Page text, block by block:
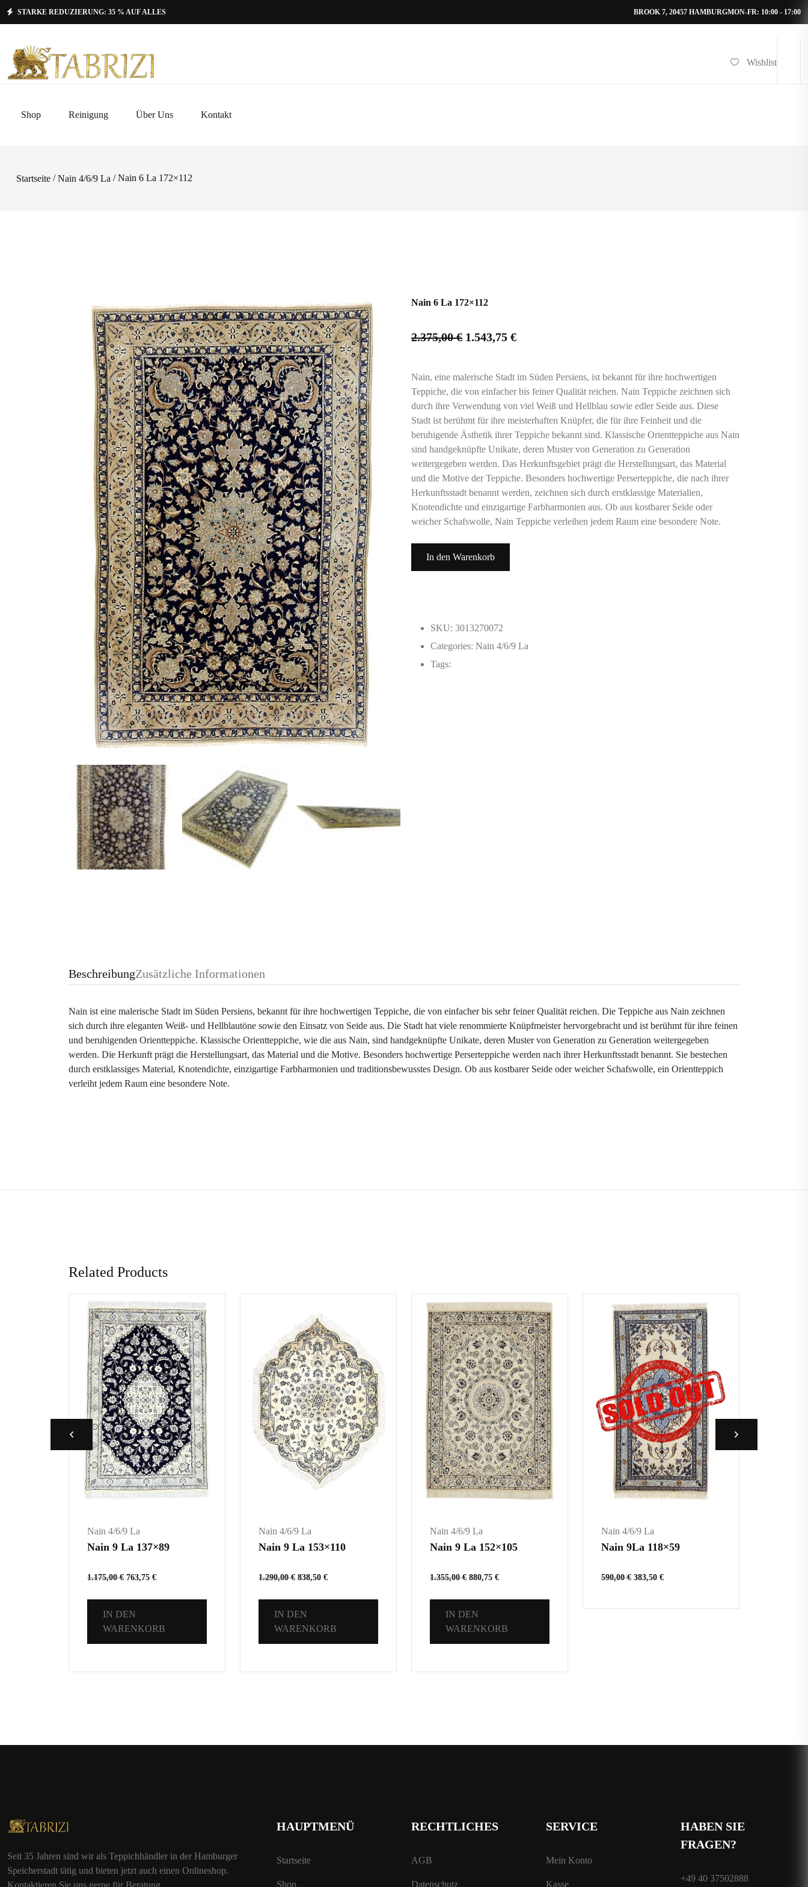
STARKE REDUZIERUNG: 35 % AUF ALLES BROOK 7, 20457 HAMBURGMON-FR: 10:00 - 17:00
Wishlist
Shop Reinigung Über Uns Kontakt
Startseite /Nain 4/6/9 La / Nain 6 La 172×112
Nain 6 La 172×112
2.375,00€ 1.543,75 €
Nain, eine malerische Stadt im Süden Persiens, ist bekannt für ihre hochwertigen
Teppiche, die von einfacher bis feiner Qualität reichen. Nain Teppiche zeichnen sich
durch ihre Verwendung von viel Weiß und Hellblau sowie edler Seide aus. Diese
Stadt ist berühmt für ihre meisterhaften Knüpfer, die für ihre Feinheit und die
beruhigende Ästhetik ihrer Teppiche bekannt sind. Klassische Orientteppiche aus Nain
sind handgeknüpfte Unikate, deren Muster von Generation zu Generation
weitergegeben werden. Das Herkunftsgebiet prägt die Herstellungsart, das Material
und die Motive der Teppiche. Besonders hochwertige Perserteppiche, die nach ihrer
Herkunftsstadt benannt werden, zeichnen sich durch erstklassige Materialien,
Knotendichte und einzigartige Farbharmonien aus. Ob aus kostbarer Seide oder
weicher Schafswolle, Nain Teppiche verleihen jedem Raum eine besondere Note.
In den Warenkorb
SKU: 3013270072
Categories: Nain 4/6/9 La
Tags:
BeschreibungZusätzliche Informationen
Nain ist eine malerische Stadt im Süden Persiens, bekannt für ihre hochwertigen Teppiche, die von einfacher bis sehr feiner Qualität reichen. Die Teppiche aus Nain zeichnen
sich durch ihre eleganten Weiß- und Hellblautöne sowie den Einsatz von Seide aus. Die Stadt hat viele renommierte Knüpfmeister hervorgebracht und ist berühmt für ihre feinen
und beruhigenden Orientteppiche. Klassische Orientteppiche, wie die aus Nain, sind handgeknüpfte Unikate, deren Muster von Generation zu Generation weitergegeben
werden. Die Herkunft prägt die Herstellungsart, das Material und die Motive. Besonders hochwertige Perserteppiche werden nach ihrer Herkunftsstadt benannt. Sie bestechen
durch erstklassiges Material, Knotendichte, einzigartige Farbharmonien und traditionsbewusstes Design. Ob aus kostbarer Seide oder weicher Schafswolle, ein Orientteppich
verleiht jedem Raum eine besondere Note.
Related Products
Nain 4/6/9 La
Nain 9 La 137×89
1.175,00€ 763,75 €
IN DEN
WARENKORB
Nain 4/6/9 La
Nain 9 La 153×110
1.290,00€ 838,50 €
IN DEN
WARENKORB
Nain 4/6/9 La
Nain 9 La 152×105
1.355,00€ 880,75 €
IN DEN
WARENKORB
Nain 4/6/9 La
Nain 9La 118×59
590,00€ 383,50 €
Seit 35 Jahren sind wir als Teppichhändler in der Hamburger
Speicherstadt tätig und bieten jetzt auch einen Onlineshop.
Kontaktieren Sie uns gerne für Beratung.
HAUPTMENÜ
Startseite
Shop
RECHTLICHES
AGB
Datenschutz
SERVICE
Mein Konto
Kasse
HABEN SIE
FRAGEN?
+49 40 37502888